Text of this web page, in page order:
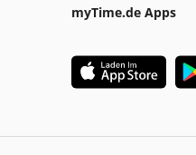
myTime.de Apps